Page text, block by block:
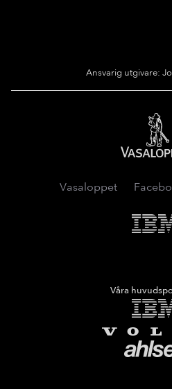
Ansvarig utgivare:
Vasaloppet
Vasaloppet
IMB
Våra
IMB
Volvo
Ahlsell